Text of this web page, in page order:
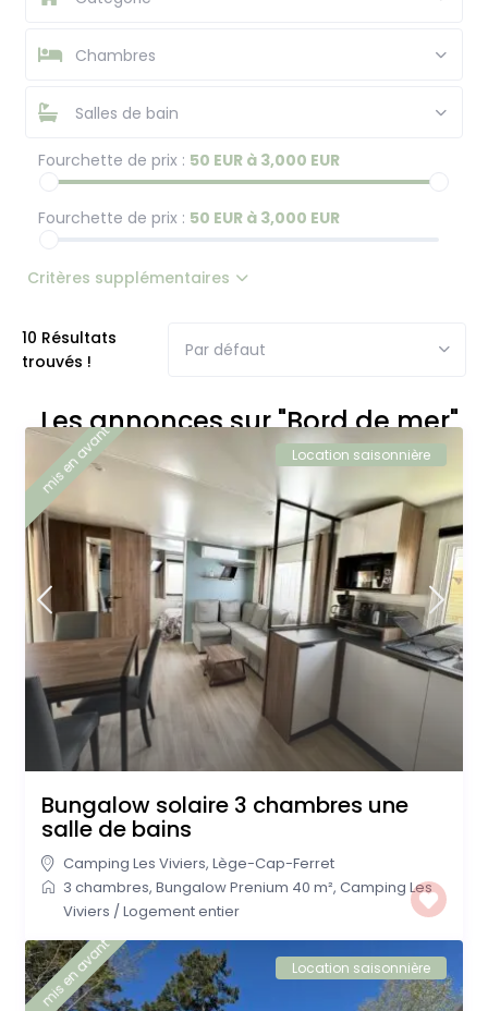
Chambres
Salles de bain
Fourchette de prix : 50 EUR à 3,000 EUR
Fourchette de prix : 50 EUR à 3,000 EUR
Critères supplémentaires
10 Résultats
trouvés !
Par défaut
Les annonces sur "Bord de mer"
mis en avant Location saisonnière
Bungalow solaire 3 chambres une
salle de bains
Camping Les Viviers,Lège-Cap-Ferret
3 chambres,Bungalow Prenium 40 m²,Camping Les
Viviers /Logement entier
mis en avant Location saisonnière